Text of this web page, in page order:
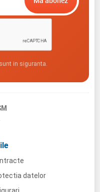
in siguranta.
datelor